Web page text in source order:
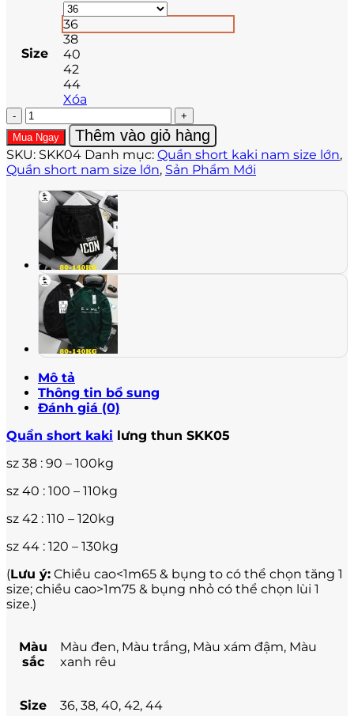
Size
36
38
40
42
44
Xóa
Quần
short
kaki
lưng
thun
SKK05
lượng
Mua Ngay Thêm vào giỏ hàng
SKU: SKK04 Danh mục: Quần short kaki nam size lớn,
Quần short nam size lớn, Sản Phẩm Mới
Mô tả
Thông tin bổ sung
Đánh giá (0)
Quần short kaki lưng thun SKK05
sz 38 : 90 – 100kg
sz 40 : 100 – 110kg
sz 42 : 110 – 120kg
sz 44 : 120 – 130kg
(Lưu ý: Chiều cao<1m65 & bụng to có thể chọn tăng 1
size; chiều cao>1m75 & bụng nhỏ có thể chọn lùi 1
size.)
Màu
sắc
Màu đen, Màu trắng, Màu xám đậm, Màu
xanh rêu
Size 36, 38, 40, 42, 44